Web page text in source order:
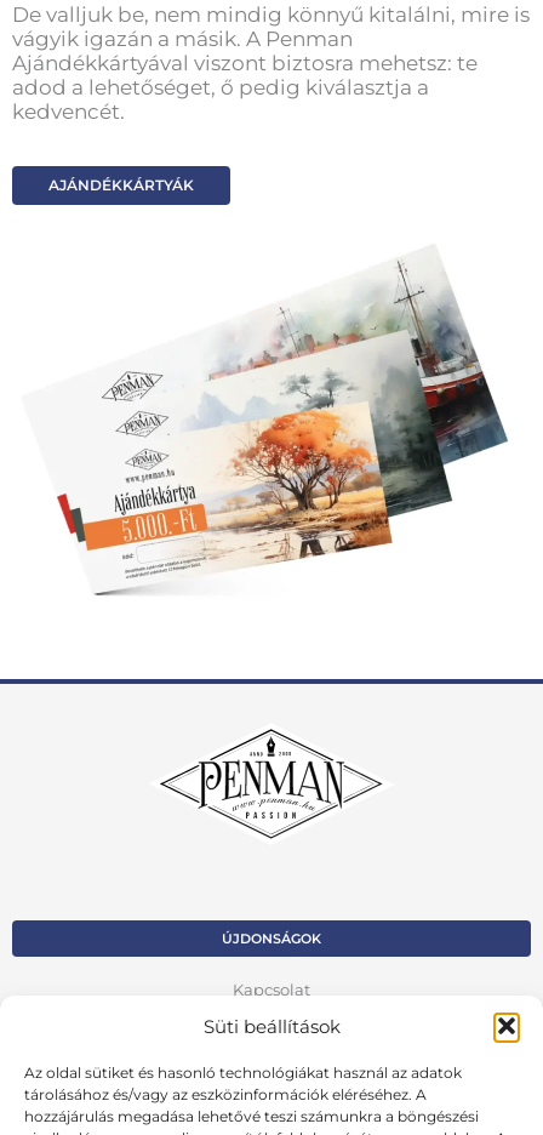
Süti beállítások
Az oldal sütiket és hasonló technológiákat használ az adatok
tárolásához és/vagy az eszközinformációk eléréséhez. A
hozzájárulás megadása lehetővé teszi számunkra a böngészési
De valljuk be, nem mindig könnyű kitalálni, mire is
vágyik igazán a másik. A Penman
Ajándékkártyával viszont biztosra mehetsz: te
adod a lehetőséget, ő pedig kiválasztja a
kedvencét.
AJÁNDÉKKÁRTYÁK
ÚJDONSÁGOK
Kapcsolat
Kosár
Fiók
Adatvédelmi szabályzat